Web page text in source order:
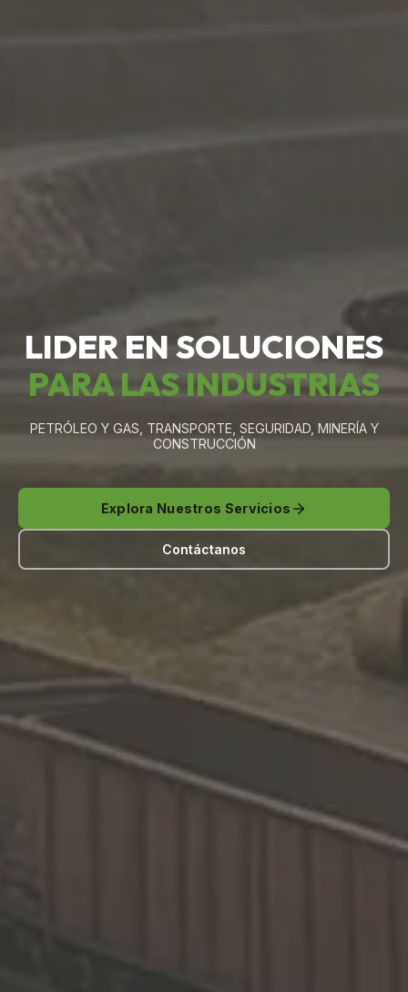
LIDER EN SOLUCIONES
PARA LAS INDUSTRIAS
PETRÓLEO Y GAS, TRANSPORTE, SEGURIDAD, MINERÍA Y
CONSTRUCCIÓN
Explora Nuestros Servicios
Contáctanos